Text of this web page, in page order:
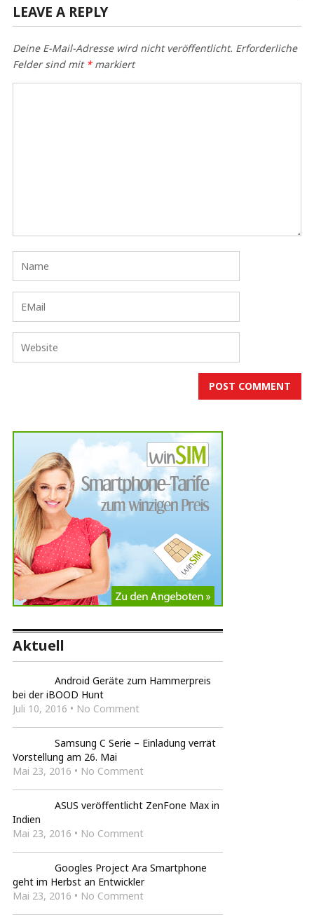
LEAVE A REPLY
Deine E-Mail-Adresse wird nicht veröffentlicht. Erforderliche
Felder sind mit *markiert
Aktuell
Android Geräte zum Hammerpreis
bei der iBOOD Hunt
Juli 10, 2016 • No Comment
Samsung C Serie – Einladung verrät
Vorstellung am 26. Mai
Mai 23, 2016 • No Comment
ASUS veröffentlicht ZenFone Max in
Indien
Mai 23, 2016 • No Comment
Googles Project Ara Smartphone
geht im Herbst an Entwickler
Mai 23, 2016 • No Comment